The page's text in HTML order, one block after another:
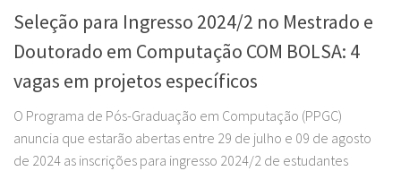
Seleção para Ingresso 2024/2 no Mestrado e
Doutorado em Computação COM BOLSA: 4
vagas em projetos específicos
O Programa de Pós-Graduação em Computação (PPGC)
anuncia que estarão abertas entre 29 de julho e 09 de agosto
de 2024 as inscrições para ingresso 2024/2 de estudantes